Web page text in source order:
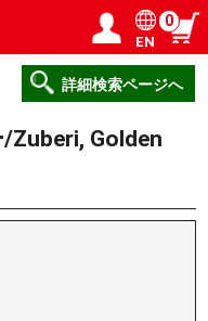
員登録
EN
0
詳細検索ページへ
Zuberi, Golden